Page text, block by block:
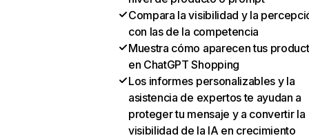
Compara la visibilidad y la
con las de la competencia
Muestra cómo aparecen tus
en ChatGPT Shopping
Los informes personalizables y la
asistencia de expertos te ayudan a
proteger tu mensaje y a convertir la
visibilidad de la IA en crecimiento